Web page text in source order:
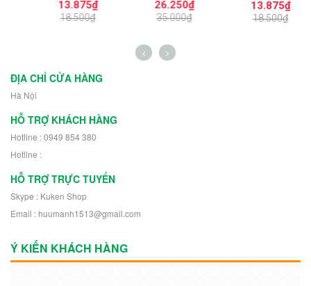
Wasp
13.875₫
18.500₫
PG1149
26.250₫
35.000₫
Master Từ X571 -
X578
13.875₫
18.500₫
ĐỊA CHỈ CỬA HÀNG
Hà Nội
HỖ TRỢ KHÁCH HÀNG
Hotline : 0949 854 380
Hotline :
HỖ TRỢ TRỰC TUYẾN
Skype : Kuken Shop
Email : huumanh1513@gmail.com
Ý KIẾN KHÁCH HÀNG